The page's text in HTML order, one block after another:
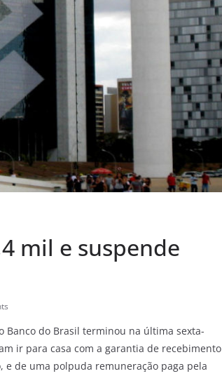
mil e suspende
do Brasil terminou na última sexta-
ir para casa com a garantia de recebimento
e de uma polpuda remuneração paga pela